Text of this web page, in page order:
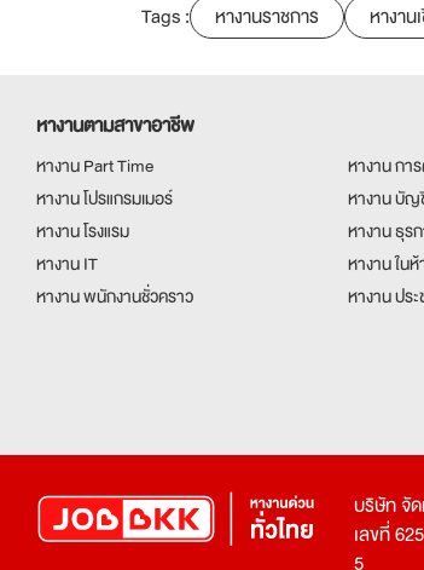
Tags : หางานราชการ หางาน
หางานตามสาขาอาชีพ
หางาน Part Time
หางาน กา
หางาน โปรแกรมเมอร์
หางาน บั
หางาน โรงแรม
หางาน ธุร
หางาน IT
หางาน ในห้
หางาน พนักงานชั่วคราว
หางาน ปร
บริษัท จั
เลขที่